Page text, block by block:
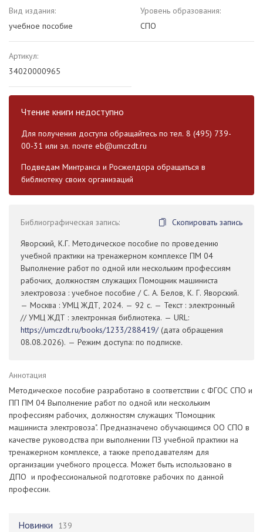
Новинки 139
Вид издания:
учебное пособие
Уровень образования:
СПО
Артикул:
34020000965
Чтение книги недоступно
Для получения доступа обращайтесь по тел. 8 (495) 739-
00-31 или эл. почте eb@umczdt.ru
Подведам Минтранса и Росжелдора обращаться в
библиотеку своих организаций
Библиографическая запись:
Скопировать запись
Яворский, К.Г. Методическое пособие по проведению
учебной практики на тренажерном комплексе ПМ 04
Выполнение работ по одной или нескольким профессиям
рабочих, должностям служащих Помощник машиниста
электровоза : учебное пособие / С. А. Белов, К. Г. Яворский.
— Москва : УМЦ ЖДТ, 2024. — 92 с. — Текст : электронный
// УМЦ ЖДТ : электронная библиотека. — URL:
https://umczdt.ru/books/1233/288419/(дата обращения
08.08.2026). — Режим доступа: по подписке.
Аннотация
Методическое пособие разработано в соответствии с ФГОС СПО и
ПП ПМ 04 Выполнение работ по одной или нескольким
профессиям рабочих, должностям служащих "Помощник
машиниста электровоза". Предназначено обучающимся ОО СПО в
качестве руководства при выполнении ПЗ учебной практики на
тренажерном комплексе, а также преподавателям для
организации учебного процесса. Может быть использовано в
ДПО и профессиональной подготовке рабочих по данной
профессии.